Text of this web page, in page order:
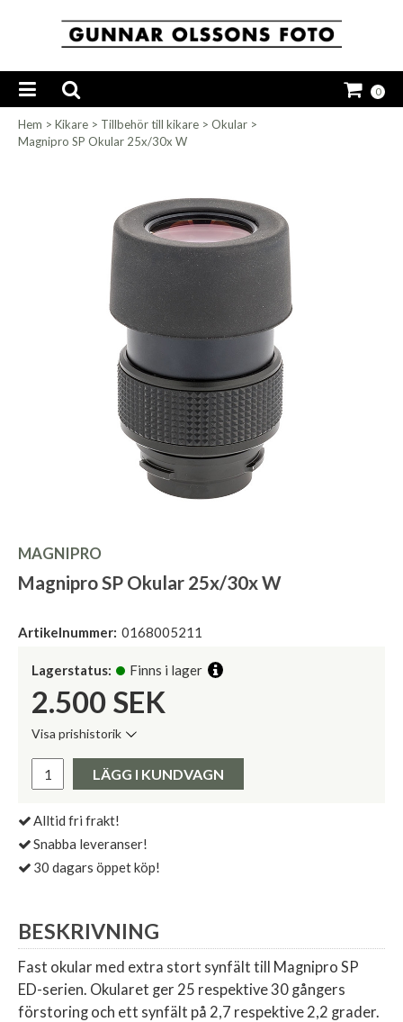
0
Hem > Kikare > Tillbehör till kikare > Okular >
Magnipro SP Okular 25x/30x W
MAGNIPRO
Magnipro SP Okular 25x/30x W
Artikelnummer: 0168005211
Lagerstatus: Finns i lager
2.500 SEK
Visa prishistorik
Pris:
LÄGG I KUNDVAGN
Alltid fri frakt!
Snabba leveranser!
30 dagars öppet köp!
BESKRIVNING
Fast okular med extra stort synfält till Magnipro SP
ED-serien. Okularet ger 25 respektive 30 gångers
förstoring och ett synfält på 2,7 respektive 2,2 grader.